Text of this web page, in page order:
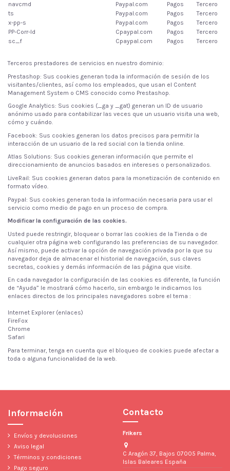
navcmd
Paypal.com Pagos
Tercero
ts
Paypal.com Pagos
Tercero
x-pp-s
Paypal.com Pagos
Tercero
PP-Corr-ld
Cpaypal.com Pagos
Tercero
sc_f
Cpaypal.com Pagos Tercero
Terceros prestadores de servicios en nuestro dominio:
Prestashop: Sus cookies generan toda la información de sesión de los
visitantes/clientes, así como los empleados, que usan el Content
Management System o CMS conocido como Prestashop.
Google Analytics: Sus cookies (_ga y _gat) generan un ID de usuario
anónimo usado para contabilizar las veces que un usuario visita una web,
cómo y cuándo.
Facebook: Sus cookies generan los datos precisos para permitir la
interacción de un usuario de la red social con la tienda online.
Atlas Solutions: Sus cookies generan información que permite el
direccionamiento de anuncios basados en intereses o personalizados.
LiveRail: Sus cookies generan datos para la monetización de contenido en
formato vídeo.
Paypal: Sus cookies generan toda la información necesaria para usar el
servicio como medio de pago en un proceso de compra.
Modificar la configuración de las cookies.
Usted puede restringir, bloquear o borrar las cookies de la Tienda o de
cualquier otra página web configurando las preferencias de su navegador.
Así mismo, puede activar la opción de navegación privada por la que su
navegador deja de almacenar el historial de navegación, sus claves
secretas, cookies y demás información de las página que visite.
En cada navegador la configuración de las cookies es diferente, la función
de “Ayuda” le mostrará cómo hacerlo, sin embargo le indicamos los
enlaces directos de los principales navegadores sobre el tema :
Internet Explorer(enlaces)
FireFox
Chrome
Safari
Para terminar, tenga en cuenta que el bloqueo de cookies puede afectar a
toda o alguna funcionalidad de la web.
Información
Envíos y devoluciones
Aviso legal
Términos y condiciones
Pago seguro
Contacto
Frikers
C Aragón 37, Bajos 07005 Palma,
Islas Baleares España